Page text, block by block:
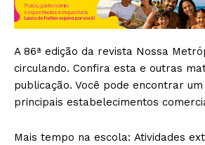
A 86ª edição da revista Nossa
circulando. Confira esta e outras
publicação. Você pode encontrar
principais estabelecimentos
Mais tempo na escola: Atividades